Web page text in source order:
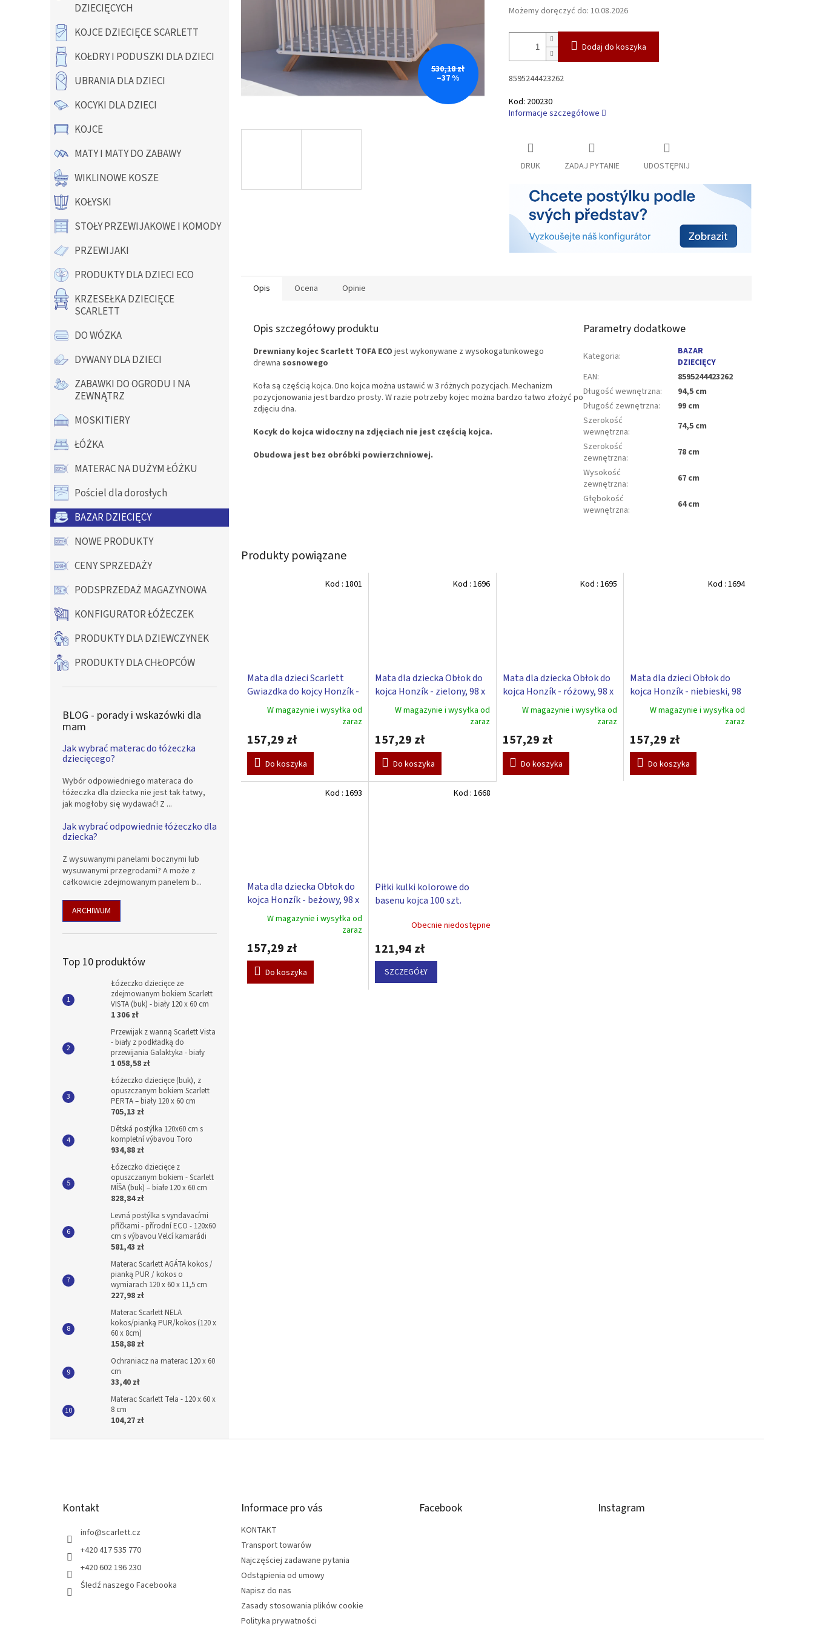
DZIECIĘCYCH
KOJCE DZIECIĘCE SCARLETT
KOŁDRY I PODUSZKI DLA DZIECI
UBRANIA DLA DZIECI
KOCYKI DLA DZIECI
KOJCE
MATY I MATY DO ZABAWY
WIKLINOWE KOSZE
KOŁYSKI
STOŁY PRZEWIJAKOWE I KOMODY
PRZEWIJAKI
PRODUKTY DLA DZIECI ECO
KRZESEŁKA DZIECIĘCE
SCARLETT
DO WÓZKA
DYWANY DLA DZIECI
ZABAWKI DO OGRODU I NA
ZEWNĄTRZ
MOSKITIERY
ŁÓŻKA
MATERAC NA DUŻYM ŁÓŻKU
Pościel dla dorosłych
BAZAR DZIECIĘCY
NOWE PRODUKTY
CENY SPRZEDAŻY
PODSPRZEDAŻ MAGAZYNOWA
KONFIGURATOR ŁÓŻECZEK
PRODUKTY DLA DZIEWCZYNEK
PRODUKTY DLA CHŁOPCÓW
BLOG - porady i wskazówki dla
mam
Jak wybrać materac do łóżeczka
dziecięcego?
Wybór odpowiedniego materaca do
łóżeczka dla dziecka nie jest tak łatwy,
jak mogłoby się wydawać! Z ...
Jak wybrać odpowiednie łóżeczko dla
dziecka?
Z wysuwanymi panelami bocznymi lub
wysuwanymi przegrodami? A może z
całkowicie zdejmowanym panelem b...
ARCHIWUM
Top 10 produktów
Łóżeczko dziecięce ze
zdejmowanym bokiem Scarlett
VISTA (buk) - biały 120 x 60 cm
1 306 zł
Przewijak z wanną Scarlett Vista
- biały z podkładką do
przewijania Galaktyka - biały
1 058,58 zł
Łóżeczko dziecięce (buk), z
opuszczanym bokiem Scarlett
PERTA – biały 120 x 60 cm
705,13 zł
Dětská postýlka 120x60 cm s
kompletní výbavou Toro
934,88 zł
Łóżeczko dziecięce z
opuszczanym bokiem - Scarlett
MÍŠA (buk) – białe 120 x 60 cm
828,84 zł
Levná postýlka s vyndavacími
příčkami - přírodní ECO - 120x60
cm s výbavou Velcí kamarádi
581,43 zł
Materac Scarlett AGÁTA kokos /
pianką PUR / kokos o
wymiarach 120 x 60 x 11,5 cm
227,98 zł
Materac Scarlett NELA
kokos/pianką PUR/kokos (120 x
60 x 8cm)
158,88 zł
Ochraniacz na materac 120 x 60
cm
33,40 zł
Materac Scarlett Tela - 120 x 60 x
8 cm
104,27 zł
530,18 zł
–37 %
Możemy doręczyć do: 10.08.2026
Dodaj do koszyka
8595244423262
Kod: 200230
Informacje szczegółowe
DRUK ZADAJ PYTANIE UDOSTĘPNIJ
Produkty powiązane
Mata dla dzieci Scarlett
Gwiazdka do kojcy Honzík -
szary, 98 x 78 cm
W magazynie i wysyłka od
zaraz
157,29 zł
Do koszyka
Kod : 1801
Mata dla dziecka Obłok do
kojca Honzík - zielony, 98 x
78 cmW magazynie i wysyłka od
zaraz
157,29 zł
Do koszyka
Kod : 1696
Mata dla dziecka Obłok do
kojca Honzík - różowy, 98 x
78 cmW magazynie i wysyłka od
zaraz
157,29 zł
Do koszyka
Kod :1695
Mata dla dzieci Obłok do
kojca Honzík - niebieski, 98
x 78 cmW magazynie i wysyłka od
zaraz
157,29 zł
Do koszyka
Kod : 1694
Mata dla dziecka Obłok do
kojca Honzík - beżowy, 98 x
78 cmW magazynie i wysyłka od
zaraz
157,29 zł
Do koszyka
Kod : 1693
Piłki kulki kolorowe do
basenu kojca 100 szt.
Obecnie niedostępne
121,94 zł
SZCZEGÓŁY
Kod : 1668
Opis Ocena Opinie
Opis szczegółowy produktu
Drewniany kojec Scarlett TOFA ECO jest wykonywane z wysokogatunkowego
drewna sosnowego
Koła są częścią kojca. Dno kojca można ustawić w 3 różnych pozycjach. Mechanizm
pozycjonowania jest bardzo prosty. W razie potrzeby kojec można bardzo łatwo złożyć po
zdjęciu dna.
Kocyk do kojca widoczny na zdjęciach nie jest częścią kojca.
Obudowa jest bez obróbki powierzchniowej.
Parametry dodatkowe
Kategoria:
BAZAR
DZIECIĘCY
EAN:
8595244423262
Długość wewnętrzna:
94,5 cm
Długość zewnętrzna:
99 cm
Szerokość
wewnętrzna:
74,5 cm
Szerokość
zewnętrzna:
78 cm
Wysokość
zewnętrzna:
67 cm
Głębokość
wewnętrzna: 64 cm
Kontakt
info@scarlett.cz
+420 417 535 770
+420 602 196 230
Śledź naszego Facebooka
Informace pro vás
KONTAKT
Transport towarów
Najczęściej zadawane pytania
Odstąpienia od umowy
Napisz do nas
Zasady stosowania plików cookie
Polityka prywatności
Facebook Instagram